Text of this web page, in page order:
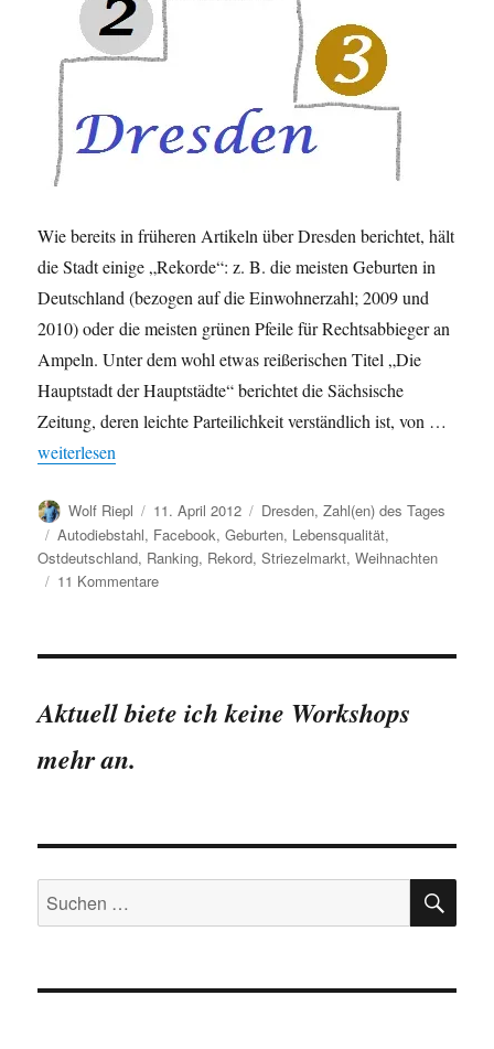
Wie bereits in früheren Artikeln über Dresden berichtet, hält
die Stadt einige „Rekorde“: z. B. die meisten Geburten in
Deutschland (bezogen auf die Einwohnerzahl; 2009 und
2010) oder die meisten grünen Pfeile für Rechtsabbieger an
Ampeln. Unter dem wohl etwas reißerischen Titel „Die
Hauptstadt der Hauptstädte“ berichtet die Sächsische
Zeitung, deren leichte Parteilichkeit verständlich ist, von …
„Dresden: einige Rekorde der Sachsenmetropole“
weiterlesen
Autor
Wolf Riepl
Veröffentlicht
am
11. April 2012 Kategorien
Dresden,Zahl(en) des Tages
Schlagwörter
Autodiebstahl, Facebook,Geburten, Lebensqualität,
Ostdeutschland, Ranking, Rekord,Striezelmarkt,Weihnachten
11 Kommentarezu
Rekorde
Aktuell biete ich keine Workshops
mehr an.
Suchen
nach: